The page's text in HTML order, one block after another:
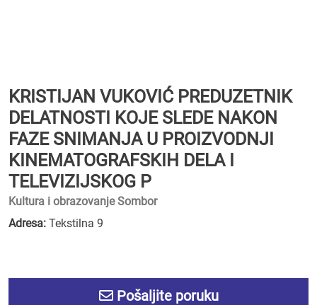
KRISTIJAN VUKOVIĆ PREDUZETNIK
DELATNOSTI KOJE SLEDE NAKON
FAZE SNIMANJA U PROIZVODNJI
KINEMATOGRAFSKIH DELA I
TELEVIZIJSKOG P
Kultura i obrazovanje Sombor
Adresa: Tekstilna 9
Pošaljite poruku